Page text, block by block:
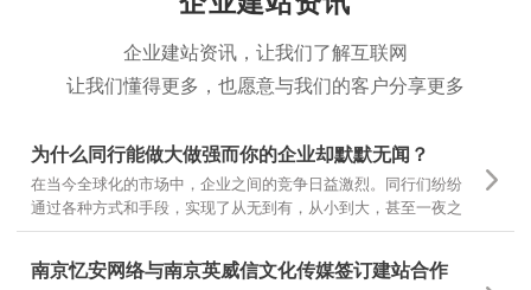
企业建站资讯，让我们了解互联网
让我们懂得更多，也愿意与我们的客户分享更多
为什么同行能做大做强而你的企业却默默无闻？
在当今全球化的市场中，企业之间的竞争日益激烈。同行们纷纷
通过各种方式和手段，实现了从无到有，从小到大，甚至一夜之
间家喻户晓。然而，为什么有些企业却仍然在默默无闻中挣扎
南京忆安网络与南京英威信文化传媒签订建站合作